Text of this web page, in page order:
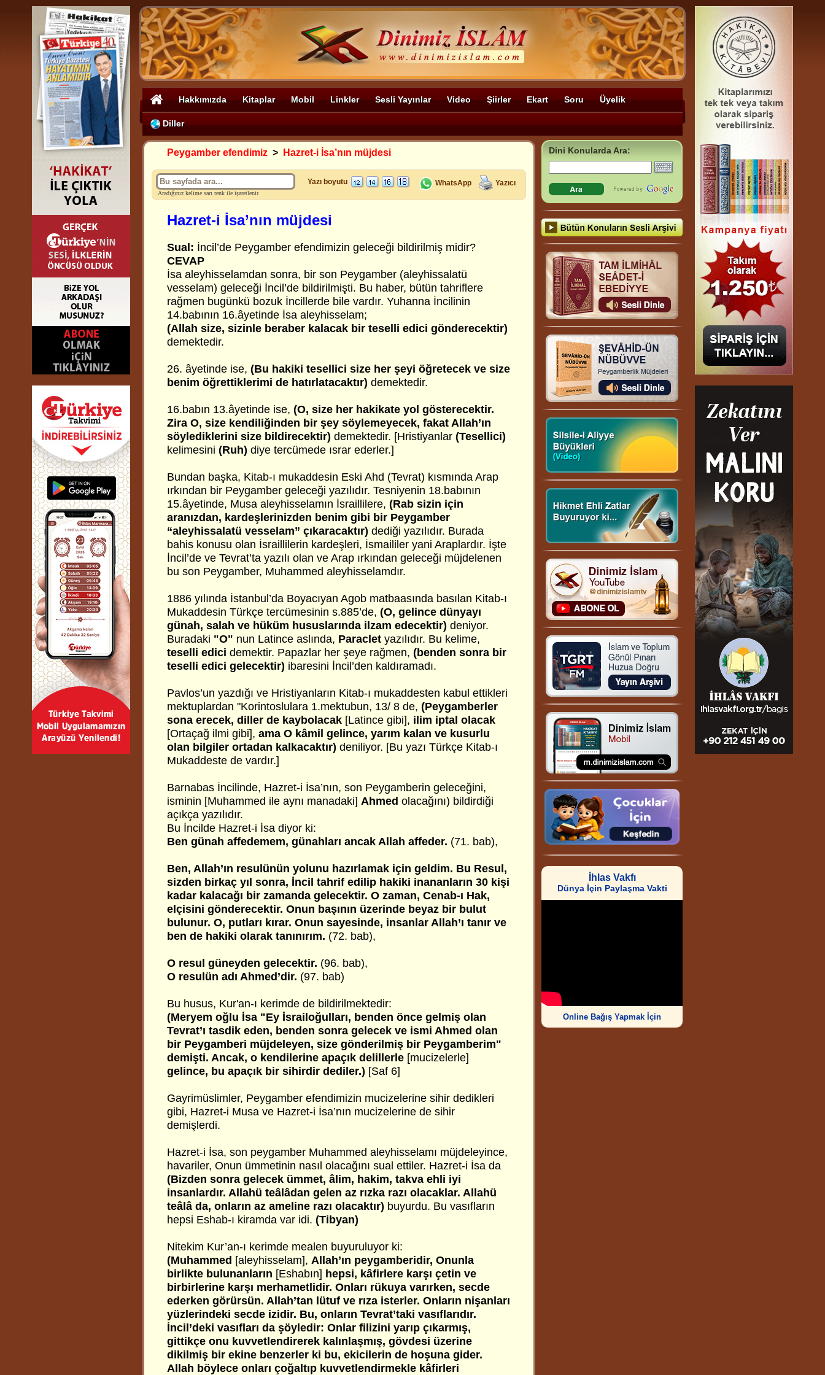
Hakkımızda Kitaplar Mobil Linkler Sesli Yayınlar Video Şiirler Ekart Soru Üyelik
Diller
Peygamber efendimiz > Hazret-i İsa’nın müjdesi
Aradığınız kelime sarı renk ile işaretlenir.
Yazı boyutu WhatsApp Yazıcı
Hazret-i İsa’nın müjdesi
Sual: İncil’de Peygamber efendimizin geleceği bildirilmiş midir?
CEVAP
İsa aleyhisselamdan sonra, bir son Peygamber (aleyhissalatü
vesselam) geleceği İncil’de bildirilmişti. Bu haber, bütün tahriflere
rağmen bugünkü bozuk İncillerde bile vardır. Yuhanna İncilinin
14.babının 16.âyetinde İsa aleyhisselam;
(Allah size, sizinle beraber kalacak bir teselli edici gönderecektir)
demektedir.
26. âyetinde ise, (Bu hakiki tesellici size her şeyi öğretecek ve size
benim öğrettiklerimi de hatırlatacaktır) demektedir.
16.babın 13.âyetinde ise, (O, size her hakikate yol gösterecektir.
Zira O, size kendiliğinden bir şey söylemeyecek, fakat Allah’ın
söylediklerini size bildirecektir) demektedir. [Hristiyanlar (Tesellici)
kelimesini (Ruh) diye tercümede ısrar ederler.]
Bundan başka, Kitab-ı mukaddesin Eski Ahd (Tevrat) kısmında Arap
ırkından bir Peygamber geleceği yazılıdır. Tesniyenin 18.babının
15.âyetinde, Musa aleyhisselamın İsraillilere, (Rab sizin için
aranızdan, kardeşlerinizden benim gibi bir Peygamber
“aleyhissalatü vesselam” çıkaracaktır) dediği yazılıdır. Burada
bahis konusu olan İsraillilerin kardeşleri, İsmaililer yani Araplardır. İşte
İncil’de ve Tevrat’ta yazılı olan ve Arap ırkından geleceği müjdelenen
bu son Peygamber, Muhammed aleyhisselamdır.
1886 yılında İstanbul’da Boyacıyan Agob matbaasında basılan Kitab-ı
Mukaddesin Türkçe tercümesinin s.885’de, (O, gelince dünyayı
günah, salah ve hüküm hususlarında ilzam edecektir) deniyor.
Buradaki "O" nun Latince aslında, Paraclet yazılıdır. Bu kelime,
teselli edici demektir. Papazlar her şeye rağmen, (benden sonra bir
teselli edici gelecektir) ibaresini İncil’den kaldıramadı.
Pavlos’un yazdığı ve Hristiyanların Kitab-ı mukaddesten kabul ettikleri
mektuplardan "Korintoslulara 1.mektubun, 13/ 8 de, (Peygamberler
sona erecek, diller de kaybolacak [Latince gibi], ilim iptal olacak
[Ortaçağ ilmi gibi], ama O kâmil gelince, yarım kalan ve kusurlu
olan bilgiler ortadan kalkacaktır) deniliyor. [Bu yazı Türkçe Kitab-ı
Mukaddeste de vardır.]
Barnabas İncilinde, Hazret-i İsa’nın, son Peygamberin geleceğini,
isminin [Muhammed ile aynı manadaki] Ahmed olacağını) bildirdiği
açıkça yazılıdır.
Bu İncilde Hazret-i İsa diyor ki:
Ben günah affedemem, günahları ancak Allah affeder. (71. bab),
Ben, Allah’ın resulünün yolunu hazırlamak için geldim. Bu Resul,
sizden birkaç yıl sonra, İncil tahrif edilip hakiki inananların 30 kişi
kadar kalacağı bir zamanda gelecektir. O zaman, Cenab-ı Hak,
elçisini gönderecektir. Onun başının üzerinde beyaz bir bulut
bulunur. O, putları kırar. Onun sayesinde, insanlar Allah’ı tanır ve
ben de hakiki olarak tanınırım. (72. bab),
O resul güneyden gelecektir. (96. bab),
O resulün adı Ahmed’dir. (97. bab)
Bu husus, Kur'an-ı kerimde de bildirilmektedir:
(Meryem oğlu İsa "Ey İsrailoğulları, benden önce gelmiş olan
Tevrat’ı tasdik eden, benden sonra gelecek ve ismi Ahmed olan
bir Peygamberi müjdeleyen, size gönderilmiş bir Peygamberim"
demişti. Ancak, o kendilerine apaçık delillerle [mucizelerle]
gelince, bu apaçık bir sihirdir dediler.) [Saf 6]
Gayrimüslimler, Peygamber efendimizin mucizelerine sihir dedikleri
gibi, Hazret-i Musa ve Hazret-i İsa’nın mucizelerine de sihir
demişlerdi.
Hazret-i İsa, son peygamber Muhammed aleyhisselamı müjdeleyince,
havariler, Onun ümmetinin nasıl olacağını sual ettiler. Hazret-i İsa da
(Bizden sonra gelecek ümmet, âlim, hakim, takva ehli iyi
insanlardır. Allahü teâlâdan gelen az rızka razı olacaklar. Allahü
teâlâ da, onların az ameline razı olacaktır) buyurdu. Bu vasıfların
hepsi Eshab-ı kiramda var idi. (Tibyan)
Nitekim Kur’an-ı kerimde mealen buyuruluyor ki:
(Muhammed [aleyhisselam], Allah’ın peygamberidir, Onunla
birlikte bulunanların [Eshabın] hepsi, kâfirlere karşı çetin ve
birbirlerine karşı merhametlidir. Onları rükuya varırken, secde
ederken görürsün. Allah’tan lütuf ve rıza isterler. Onların nişanları
yüzlerindeki secde izidir. Bu, onların Tevrat’taki vasıflarıdır.
İncil’deki vasıfları da şöyledir: Onlar filizini yarıp çıkarmış,
gittikçe onu kuvvetlendirerek kalınlaşmış, gövdesi üzerine
dikilmiş bir ekine benzerler ki bu, ekicilerin de hoşuna gider.
Allah böylece onları çoğaltıp kuvvetlendirmekle kâfirleri
Dini Konularda Ara:
İhlas Vakfı
Dünya İçin Paylaşma Vakti
Online Bağış Yapmak İçin